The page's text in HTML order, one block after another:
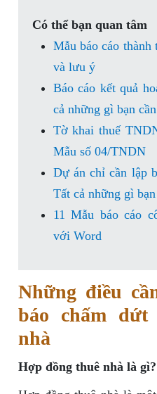
Có thể bạn quan tâm
Mẫu báo cáo
và lưu ý
Báo cáo kết quả
cả những gì bạn
Tờ khai thuế
Mẫu số 04/TNDN
Dự án chỉ cần lập
Tất cả những gì
11 Mẫu báo cáo
với Word
Những điều
báo chấm
nhà
Hợp đồng thuê nhà là gì?